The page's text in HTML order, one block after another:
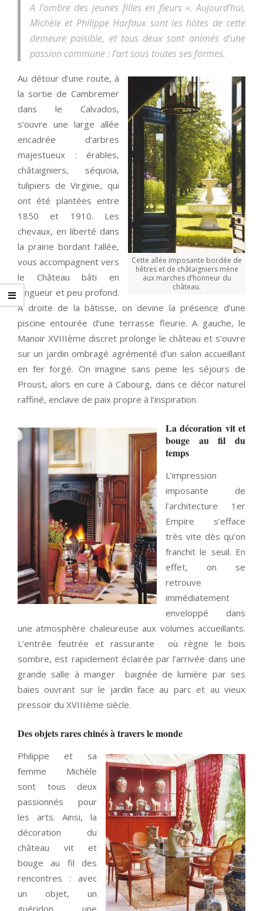
A l’ombre des jeunes filles en fleurs ». Aujourd’hui,
Michèle et Philippe Harfaux sont les hôtes de cette
demeure paisible, et tous deux sont animés d’une
passion commune : l’art sous toutes ses formes.
Cette allée imposante bordée de
hêtres et de châtaigniers mène
aux marches d’honneur du
château.
Au détour d’une route, à
la sortie de Cambremer
dans le Calvados,
s’ouvre une large allée
encadrée d’arbres
majestueux : érables,
châtaigniers, séquoia,
tulipiers de Virginie, qui
ont été plantées entre
1850 et 1910. Les
chevaux, en liberté dans
la prairie bordant l’allée,
vous accompagnent vers
le Château bâti en
longueur et peu profond.
A droite de la bâtisse, on devine la présence d’une
piscine entourée d’une terrasse fleurie. A gauche, le
Manoir XVIIIème discret prolonge le château et s’ouvre
sur un jardin ombragé agrémenté d’un salon accueillant
en fer forgé. On imagine sans peine les séjours de
Proust, alors en cure à Cabourg, dans ce décor naturel
raffiné, enclave de paix propre à l’inspiration.
La décoration vit et
bouge au fil du
temps
L’impression
imposante de
l’architecture 1er
Empire s’efface
très vite dès qu’on
franchit le seuil. En
effet, on se
retrouve
immédiatement
enveloppé dans
une atmosphère chaleureuse aux volumes accueillants.
L’entrée feutrée et rassurante où règne le bois
sombre, est rapidement éclairée par l’arrivée dans une
grande salle à manger baignée de lumière par ses
baies ouvrant sur le jardin face au parc et au vieux
pressoir du XVIIIème siècle.
Des objets rares chinés à travers le monde
Philippe et sa
femme Michèle
sont tous deux
passionnés pour
les arts. Ainsi, la
décoration du
château vit et
bouge au fil des
rencontres : avec
un objet, un
guéridon, une